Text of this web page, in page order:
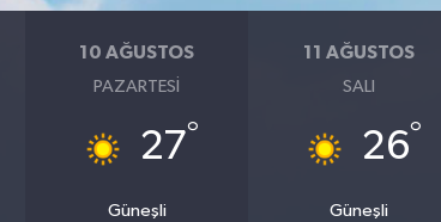
10 AĞUSTOS
PAZARTESI
27°
Güneşli
11 AĞUSTOS
SALI
26°
Güneşli